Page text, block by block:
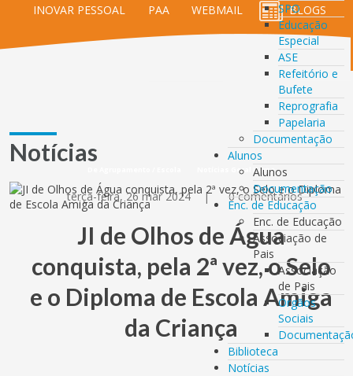
SPO
Educação
Especial
ASE
Refeitório e
Bufete
Reprografia
Papelaria
Documentação
Alunos
Alunos
Documentação
Enc. de Educação
Enc. de Educação
Associação de
Pais
Associação
de Pais
Orgãos
Sociais
Biblioteca
Notícias
INOVAR PESSOAL
PAA WEBMAIL BLOGS
Notícias
Notícias Geral Home
terça-feira, 26 mar 2024 | 0 comentários
JI de Olhos de Água
conquista, pela 2ª vez, o Selo
e o Diploma de Escola Amiga
da Criança